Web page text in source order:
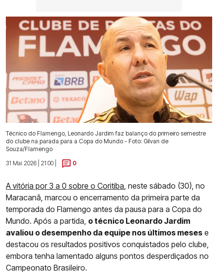
Técnico do Flamengo, Leonardo Jardim faz balanço do primeiro semestre
do clube na parada para a Copa do Mundo - Foto: Gilvan de
Souza/Flamengo
31 Mai 2026 | 21:00 |
0
A vitória por 3 a 0 sobre o Coritiba , neste sábado (30), no
Maracanã, marcou o encerramento da primeira parte da
temporada do Flamengo antes da pausa para a Copa do
Mundo. Após a partida, o técnico Leonardo Jardim
avaliou o desempenho da equipe nos últimos meses e
destacou os resultados positivos conquistados pelo clube,
embora tenha lamentado alguns pontos desperdiçados no
Campeonato Brasileiro.